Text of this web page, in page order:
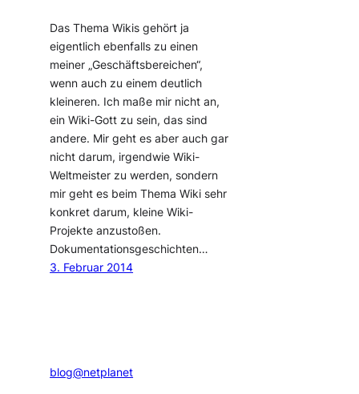
Das Thema Wikis gehört ja
eigentlich ebenfalls zu einen
meiner „Geschäftsbereichen“,
wenn auch zu einem deutlich
kleineren. Ich maße mir nicht an,
ein Wiki-Gott zu sein, das sind
andere. Mir geht es aber auch gar
nicht darum, irgendwie Wiki-
Weltmeister zu werden, sondern
mir geht es beim Thema Wiki sehr
konkret darum, kleine Wiki-
Projekte anzustoßen.
Dokumentationsgeschichten…
3. Februar 2014
blog@netplanet